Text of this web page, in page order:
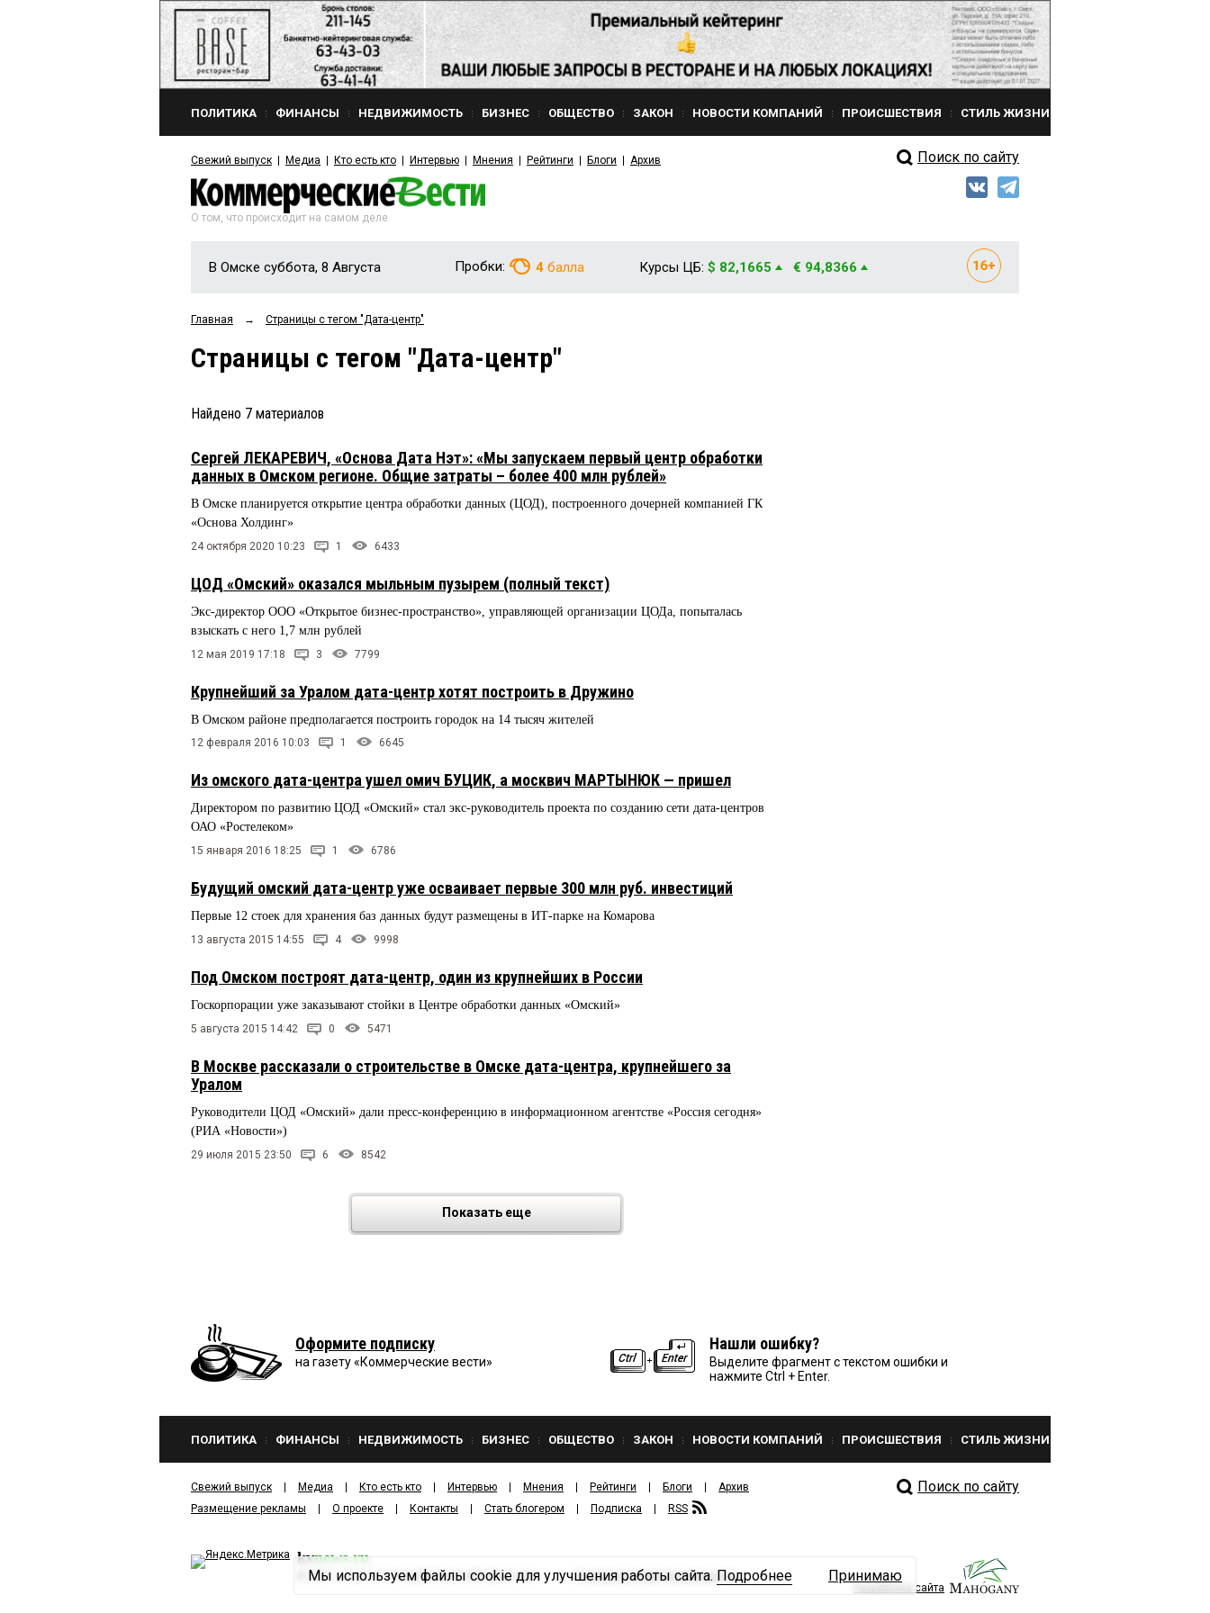
ПОЛИТИКА ФИНАНСЫ НЕДВИЖИМОСТЬ БИЗНЕС ОБЩЕСТВО ЗАКОН НОВОСТИ КОМПАНИЙ ПРОИСШЕСТВИЯ СТИЛЬ ЖИЗНИ
Свежий выпуск Медиа Кто есть кто Интервью Мнения Рейтинги Блоги Архив Поиск по сайту
О том, что происходит на самом деле
В Омске суббота, 8 Августа Пробки: 4 балла Курсы ЦБ: $ 82,1665 € 94,8366
Главная → Страницы c тегом "Дата-центр"
Страницы c тегом "Дата-центр"
Найдено 7 материалов
Сергей ЛЕКАРЕВИЧ, «Основа Дата Нэт»: «Мы запускаем первый центр обработки
данных в Омском регионе. Общие затраты – более 400 млн рублей»
В Омске планируется открытие центра обработки данных (ЦОД), построенного дочерней компанией ГК
«Основа Холдинг»
24 октября 2020 10:23 1 6433
ЦОД «Омский» оказался мыльным пузырем (полный текст)
Экс-директор ООО «Открытое бизнес-пространство», управляющей организации ЦОДа, попыталась
взыскать с него 1,7 млн рублей
12 мая 2019 17:18 3 7799
Крупнейший за Уралом дата-центр хотят построить в Дружино
В Омском районе предполагается построить городок на 14 тысяч жителей
12 февраля 2016 10:03 1 6645
Из омского дата-центра ушел омич БУЦИК, а москвич МАРТЫНЮК — пришел
Директором по развитию ЦОД «Омский» стал экс-руководитель проекта по созданию сети дата-центров
ОАО «Ростелеком»
15 января 2016 18:25 1 6786
Будущий омский дата-центр уже осваивает первые 300 млн руб. инвестиций
Первые 12 стоек для хранения баз данных будут размещены в ИТ-парке на Комарова
13 августа 2015 14:55 4 9998
Под Омском построят дата-центр, один из крупнейших в России
Госкорпорации уже заказывают стойки в Центре обработки данных «Омский»
5 августа 2015 14:42 0 5471
В Москве рассказали о строительстве в Омске дата-центра, крупнейшего за
Уралом
Руководители ЦОД «Омский» дали пресс-конференцию в информационном агентстве «Россия сегодня»
(РИА «Новости»)
29 июля 2015 23:50 6 8542
Показать еще
Оформите подписку
на газету «Коммерческие вести»
Нашли ошибку?
Выделите фрагмент с текстом ошибки и
нажмите Ctrl + Enter.
ПОЛИТИКА ФИНАНСЫ НЕДВИЖИМОСТЬ БИЗНЕС ОБЩЕСТВО ЗАКОН НОВОСТИ КОМПАНИЙ ПРОИСШЕСТВИЯ СТИЛЬ ЖИЗНИ
Свежий выпуск Медиа Кто есть кто Интервью Мнения Рейтинги Блоги
Архив
Размещение рекламы
О проекте Контакты Стать блогером Подписка RSS
Поиск по сайту
kvnews.ru
2001—2026ООО ИЗДАТЕЛЬСКИЙ ДОМ «КВ».
Политика конфиденциальности
Разработка сайта
Мы используем файлы cookie для улучшения работы сайта. Подробнее Принимаю